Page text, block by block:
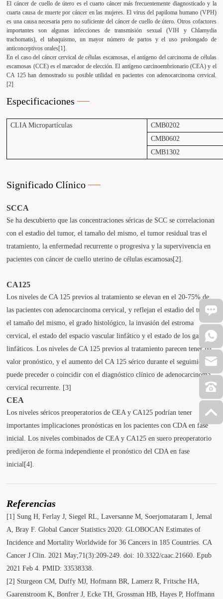
El cáncer de cuello de útero es el cuarto cáncer más frecuentemente diagnosticado y la
cuarta causa de muerte por cáncer en las mujeres. El virus del papiloma humano (VPH)
es una causa necesaria pero no suficiente del cáncer de cuello de útero. Otros cofactores
importantes son algunas infecciones de transmisión sexual (VIH y Chlamydia
trachomatis), el tabaquismo, un mayor número de partos y el uso prolongado de
anticonceptivos orales[1].
En el caso del cáncer cervical de células escamosas, el antígeno del carcinoma de células
escamosas (CCE) es el marcador de elección. El antígeno carcinoembrionario (CEA) y el
CA 125 han demostrado su posible utilidad en pacientes con adenocarcinoma cervical.
[2]
Especificaciones
CLIA Micropartículas
CMB0202
CMB0602
CMB1302
Significado Clínico
SCCA
Se ha descubierto que las concentraciones séricas de SCC se correlacionan
con el estadio del tumor, el tamaño del mismo, el tumor residual tras el
tratamiento, la enfermedad recurrente o progresiva y la supervivencia en
pacientes con cáncer de cuello uterino de células escamosas[2].
CA125
Los niveles de CA 125 previos al tratamiento se elevan en el 20-75% de
las pacientes con adenocarcinoma cervical, y reflejan el estadio del tumor,
el tamaño del mismo, el grado histológico, la invasión del estroma
cervical, el estado del espacio vascular linfático y el estado de los ganglios
linfáticos. Los niveles de CA 125 previos al tratamiento parecen tener un
valor pronóstico, y el aumento del CA 125 sérico durante el seguimiento
puede preceder o coincidir con el diagnóstico clínico de adenocarcinoma
cervical recurrente. [3]
CEA
Los niveles séricos preoperatorios de CEA y CA125 podrían tener
importantes implicaciones pronósticas en los pacientes con CDA en fase
inicial. Los niveles combinados de CEA y CA125 en suero preoperatorio
predijeron de forma independiente el pronóstico del CDA en fase
inicial[4].
Referencias
[1] Sung H, Ferlay J, Siegel RL, Laversanne M, Soerjomataram I, Jemal
A, Bray F. Global Cancer Statistics 2020: GLOBOCAN Estimates of
Incidence and Mortality Worldwide for 36 Cancers in 185 Countries. CA
Cancer J Clin. 2021 May;71(3):209-249. doi: 10.3322/caac.21660. Epub
2021 Feb 4. PMID: 33538338.
[2] Sturgeon CM, Duffy MJ, Hofmann BR, Lamerz R, Fritsche HA,
Gaarenstroom K, Bonfrer J, Ecke TH, Grossman HB, Hayes P, Hoffmann